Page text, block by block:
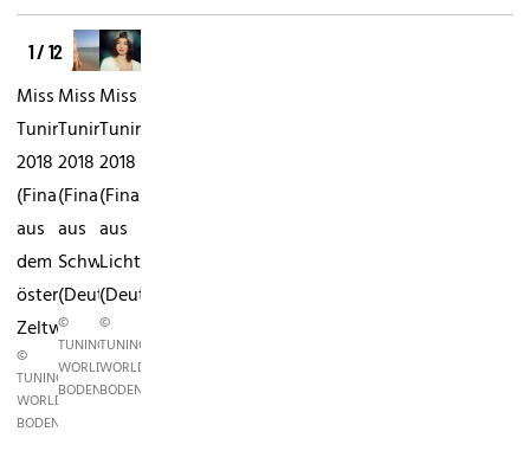
1 / 12
Miss
Tuning
2018
(Finalistinnen)Sabrina
aus
dem
österreichischen
Zeltweg
©
TUNING
WORLD
BODENSEE
Miss
Tuning
2018
(Finalistinnen)Sarah
aus
Schwülper
(Deutschland)
©
TUNING
WORLD
BODENSEE
Miss
Tuning
2018
(Finalistinnen)Diana
aus
Lichtenau
(Deutschland)
©
TUNING
WORLD
BODENSEE